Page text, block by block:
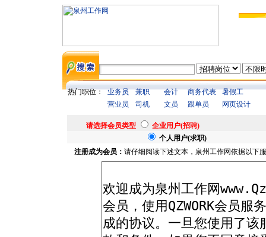
热门职位： 业务员 兼职 会计 商务代表
暑假工
营业员
司机 文员 跟单员 网页设计
请选择会员类型
企业用户(招聘)
个人用户(求职)
注册成为会员： 请仔细阅读下述文本，泉州工作网依据以下